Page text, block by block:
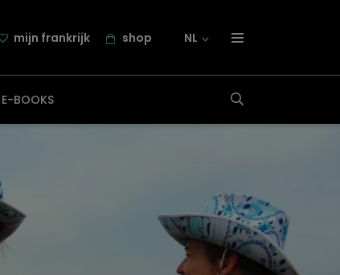
mijn frankrijk shop NL
over frankrijk.nl
E-BOOKS